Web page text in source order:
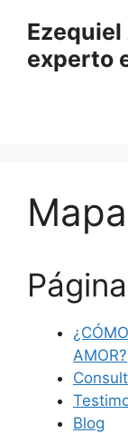
contenido
experto
AMOR?
Blog